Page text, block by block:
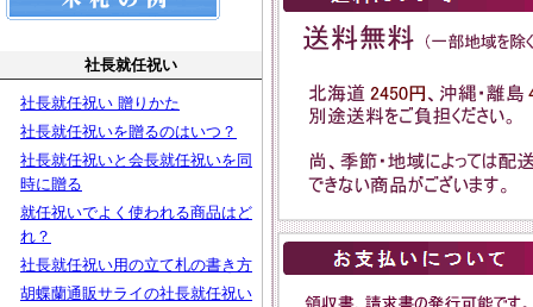
社長就任祝い
社長就任祝い 贈りかた
社長就任祝いを贈るのはいつ？
社長就任祝いと会長就任祝いを同
時に贈る
就任祝いでよく使われる商品はど
れ？
社長就任祝い用の立て札の書き方
胡蝶蘭通販サライの社長就任祝い